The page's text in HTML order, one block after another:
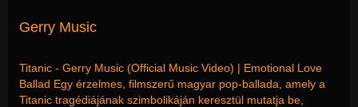
Gerry Music
Titanic - Gerry Music (Official Music Video) | Emotional Love
Ballad Egy érzelmes, filmszerű magyar pop-ballada, amely a
Titanic tragédiájának szimbolikáján keresztül mutatja be,